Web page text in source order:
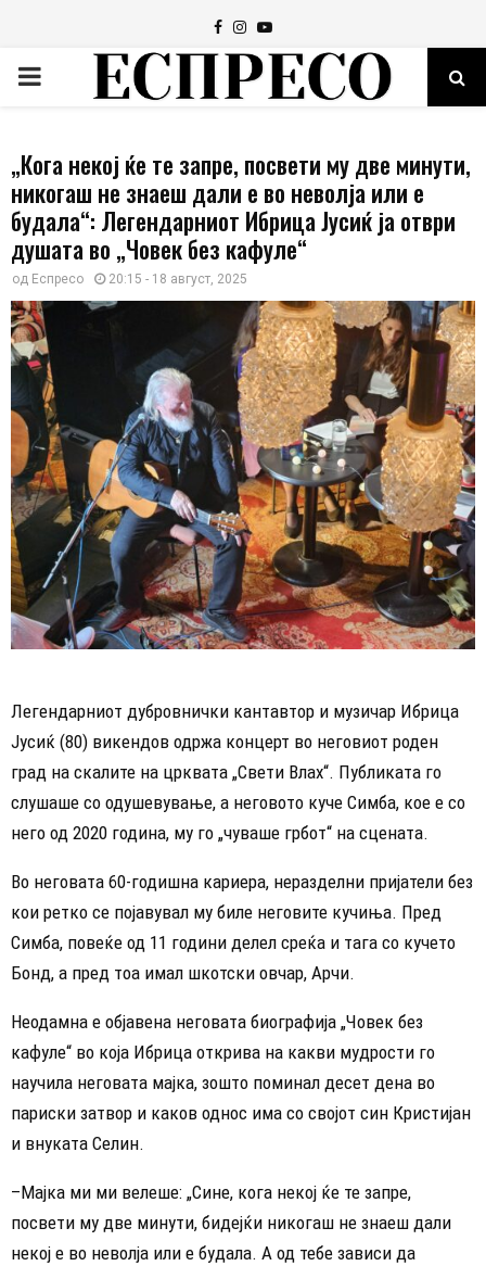
Facebook
Instagram
Youtube
PRIMARY
„Кога некој ќе те запре, посвети му две минути,
никогаш не знаеш дали е во неволја или е
будала“: Легендарниот Ибрица Јусиќ ја отври
душата во „Човек без кафуле“
од Еспресо 20:15 - 18 август, 2025
Легендарниот дубровнички кантавтор и музичар Ибрица
Јусиќ (80) викендов одржа концерт во неговиот роден
град на скалите на црквата „Свети Влах“. Публиката го
слушаше со одушевување, а неговото куче Симба, кое е со
него од 2020 година, му го „чуваше грбот“ на сцената.
Во неговата 60-годишна кариера, неразделни пријатели без
кои ретко се појавувал му биле неговите кучиња. Пред
Симба, повеќе од 11 години делел среќа и тага со кучето
Бонд, а пред тоа имал шкотски овчар, Арчи.
Неодамна е објавена неговата биографија „Човек без
кафуле“ во која Ибрица открива на какви мудрости го
научила неговата мајка, зошто поминал десет дена во
париски затвор и каков однос има со својот син Кристијан
и внуката Селин.
–Мајка ми ми велеше: „Сине, кога некој ќе те запре,
посвети му две минути, бидејќи никогаш не знаеш дали
некој е во неволја или е будала. А од тебе зависи да